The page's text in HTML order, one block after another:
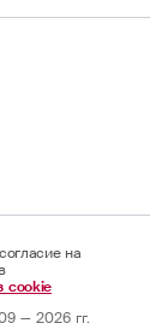
на
cookie
— 2026 гг.